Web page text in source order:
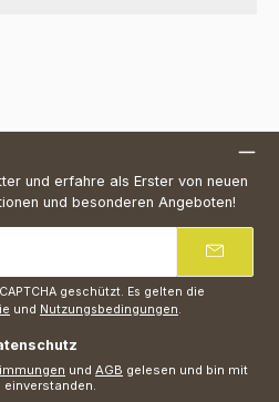
und erfahre als Erster von neuen
und besonderen Angeboten!
geschützt. Es gelten die
und Nutzungsbedingungen.
und AGB gelesen und bin mit
einverstanden.